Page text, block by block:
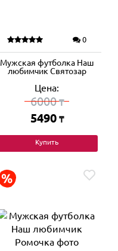
0
Мужская футболка Наш
любимчик Святозар
Цена:
6000₸
5490 ₸
Купить